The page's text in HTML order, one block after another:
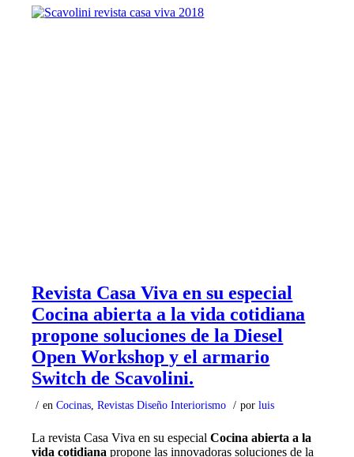
Revista Casa Viva en su especial
Cocina abierta a la vida cotidiana
propone soluciones de la Diesel
Open Workshop y el armario
Switch de Scavolini.
/ enCocinas ,Revistas Diseño Interiorismo / porluis
La revista Casa Viva en su especialCocina abierta a la
vida cotidiana propone las innovadoras soluciones de la